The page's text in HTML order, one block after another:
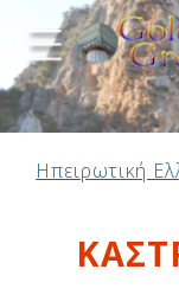
B. & Α.
Ηπειρωτική